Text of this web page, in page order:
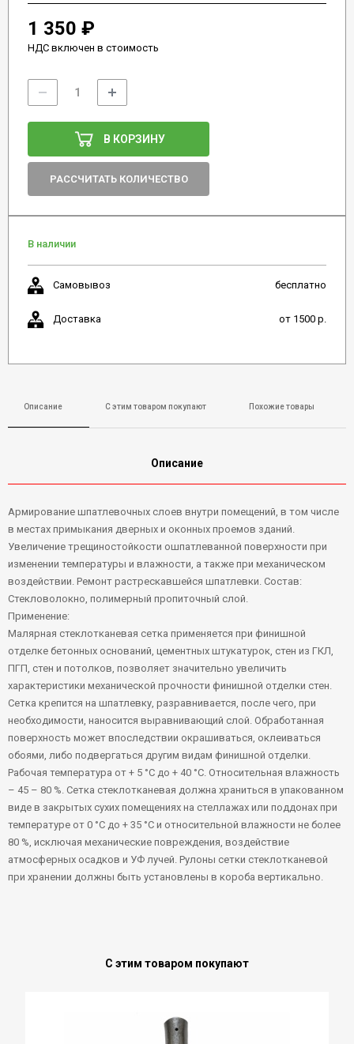
1 350 ₽
НДС включен в стоимость
В КОРЗИНУ
РАССЧИТАТЬ КОЛИЧЕСТВО
В наличии
Самовывоз бесплатно
Доставка от 1500 р.
Описание С этим товаром покупают Похожие товары
Описание
Армирование шпатлевочных слоев внутри помещений, в том числе
в местах примыкания дверных и оконных проемов зданий.
Увеличение трещиностойкости ошпатлеванной поверхности при
изменении температуры и влажности, а также при механическом
воздействии. Ремонт растрескавшейся шпатлевки. Состав:
Стекловолокно, полимерный пропиточный слой.
Применение:
Малярная стеклотканевая сетка применяется при финишной
отделке бетонных оснований, цементных штукатурок, стен из ГКЛ,
ПГП, стен и потолков, позволяет значительно увеличить
характеристики механической прочности финишной отделки стен.
Сетка крепится на шпатлевку, разравнивается, после чего, при
необходимости, наносится выравнивающий слой. Обработанная
поверхность может впоследствии окрашиваться, оклеиваться
обоями, либо подвергаться другим видам финишной отделки.
Рабочая температура от + 5 °С до + 40 °С. Относительная влажность
– 45 – 80 %. Сетка стеклотканевая должна храниться в упакованном
виде в закрытых сухих помещениях на стеллажах или поддонах при
температуре от 0 °С до + 35 °С и относительной влажности не более
80 %, исключая механические повреждения, воздействие
атмосферных осадков и УФ лучей. Рулоны сетки стеклотканевой
при хранении должны быть установлены в короба вертикально.
С этим товаром покупают